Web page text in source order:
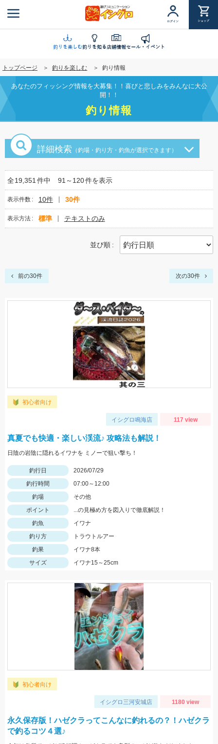
ン
に
移
動
ログイン ショップ
釣りを楽しむ釣りを知る店舗情報セール・イベント
トップページ 釣りを楽しむ 釣り情報
あなたのフィッシング情報を大募集！！喜びと悲しみをみんなに大公
開！！
釣り情報
詳細検索 （釣場・釣り方・釣魚が選択できます）
全19,351 件中 91～120件を表示
表示件数 10件 30件
表示方法 標準 テキストのみ
並び順
前の30件 次の30件
初心者向け
イシグロ鳴海店 117 view
真夏でも快適・楽しい渓流♪ 攻略法も解説！
日陰の岩陰に隠れるイワナを ミノーで狙い撃ち！
釣行日
2026/07/29
釣行時間
07:00～12:00
釣場
その他
ポイント
...の見極め方を図入りで徹底解説！
釣魚
イワナ
釣り方
トラウトルアー
釣果
イワナ8本
サイズ
イワナ15～25cm
初心者向け
イシグロ三河安城店 1180 view
永久保存版！ハゼクラってこんなに釣れるの？！ハゼクラ
で釣るコツ４選♪